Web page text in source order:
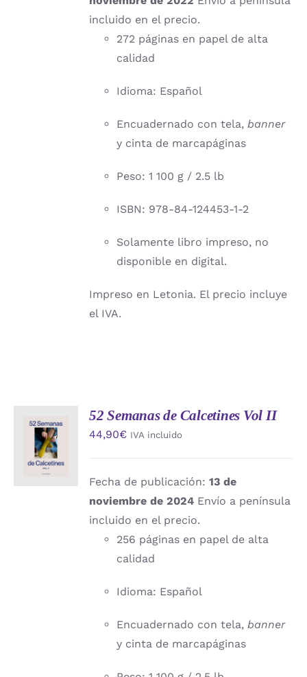
incluido en el precio.
272 páginas en papel de alta
calidad
Idioma: Español
Encuadernado con tela,banner
y cinta de marcapáginas
Peso: 1 100 g / 2.5 lb
ISBN: 978-84-124453-1-2
Solamente libro impreso, no
disponible en digital.
Impreso en Letonia. El precio incluye
el IVA.
AÑADIR
AL
CARRITO
/
DETALLES
52 Semanas de Calcetines Vol II
44,90€ IVA incluido
Fecha de publicación:13 de
noviembre de 2024 Envío a península
incluido en el precio.
256 páginas en papel de alta
calidad
Idioma: Español
Encuadernado con tela,banner
y cinta de marcapáginas